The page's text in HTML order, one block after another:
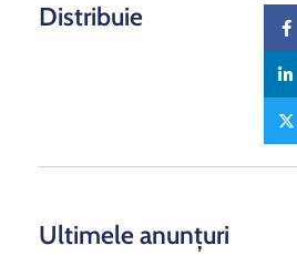
Distribuie
Ultimele anunțuri